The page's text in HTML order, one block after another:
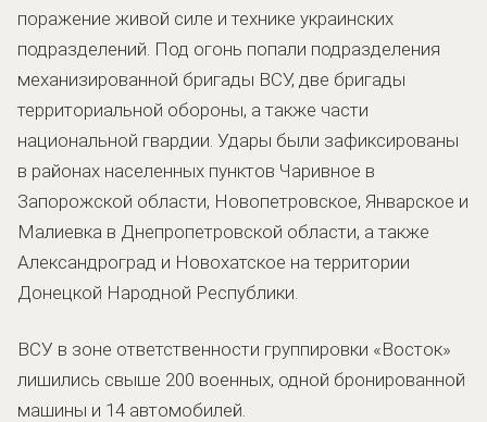
поражение живой силе и технике украинских
подразделений. Под огонь попали подразделения
механизированной бригады ВСУ, две бригады
территориальной обороны, а также части
национальной гвардии. Удары были зафиксированы
в районах населенных пунктов Чаривное в
Запорожской области, Новопетровское, Январское и
Малиевка в Днепропетровской области, а также
Александроград и Новохатское на территории
Донецкой Народной Республики.
ВСУ в зоне ответственности группировки «Восток»
лишились свыше 200 военных, одной бронированной
машины и 14 автомобилей.